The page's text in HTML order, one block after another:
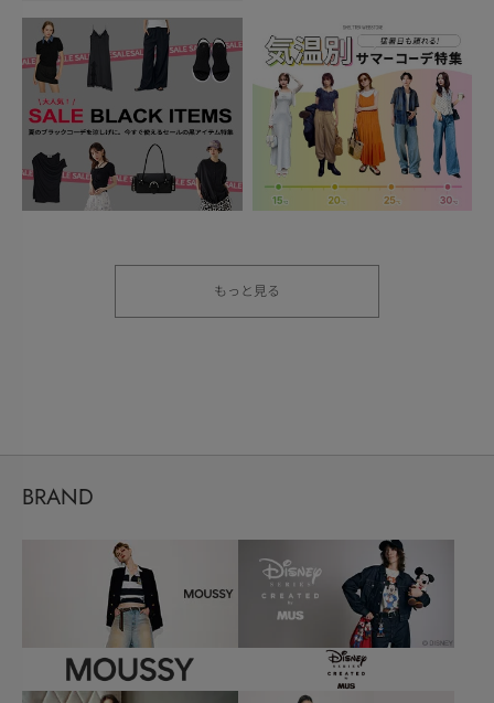
もっと見る
BRAND